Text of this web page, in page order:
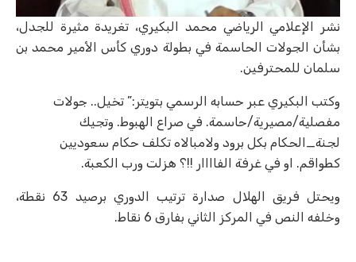
نشر الإعلامي الرياضي محمد البكيري، تغريدة مثيرة للجدل،
بشأن الجولات الحاسمة في بطولة دوري كأس الأمير محمد بن
سلمان للمحترفين.
وكتب البكيري عبر حسابه الرسمي بتويتر:” تخيل.. جولات
مفصلية/مصيرية/حاسمة. في صراع الهبوط. وتجيك
لجنة_الحكام بكل برود ولامبالاه تكلف حكام سعوديين
كطواقم. او في غرفة الفاااار !!؟ هزلت ورب الكعبة.
ويحتل فريق الهلال صدارة ترتيب الدوري برصيد 63 نقطة،
وخلفه النص في المركز الثاني بفارق 6 نقاط.